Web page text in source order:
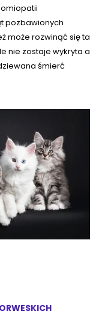
pozbawionych
może rozwinąć się ta
nie zostaje wykryta a
śmierć